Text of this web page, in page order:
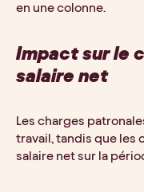
en une colonne.
Impact sur le
salaire net
Les charges
travail, tandis que les
salaire net sur la